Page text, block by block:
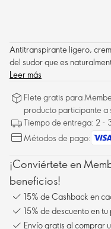
Antitranspirante ligero,
del sudor que es
Leer más
Flete gratis para
producto participante a
Tiempo de entrega: 2 -
Métodos de pago:
¡Conviértete en
beneficios!
15% de Cashback en
15% de descuento en